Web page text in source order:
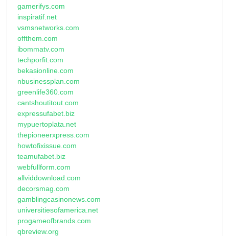
gamerifys.com
inspiratif.net
vsmsnetworks.com
offthem.com
ibommatv.com
techporfit.com
bekasionline.com
nbusinessplan.com
greenlife360.com
cantshoutitout.com
expressufabet.biz
mypuertoplata.net
thepioneerxpress.com
howtofixissue.com
teamufabet.biz
webfullform.com
allviddownload.com
decorsmag.com
gamblingcasinonews.com
universitiesofamerica.net
progameofbrands.com
qbreview.org